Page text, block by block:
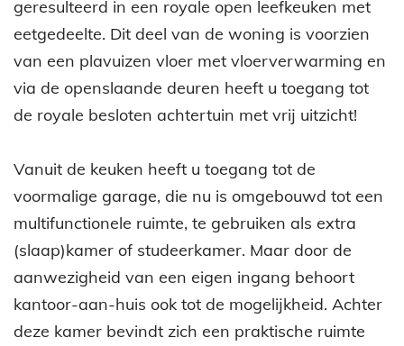
geresulteerd in een royale open leefkeuken met
eetgedeelte. Dit deel van de woning is voorzien
van een plavuizen vloer met vloerverwarming en
via de openslaande deuren heeft u toegang tot
de royale besloten achtertuin met vrij uitzicht!
Vanuit de keuken heeft u toegang tot de
voormalige garage, die nu is omgebouwd tot een
multifunctionele ruimte, te gebruiken als extra
(slaap)kamer of studeerkamer. Maar door de
aanwezigheid van een eigen ingang behoort
kantoor-aan-huis ook tot de mogelijkheid. Achter
deze kamer bevindt zich een praktische ruimte